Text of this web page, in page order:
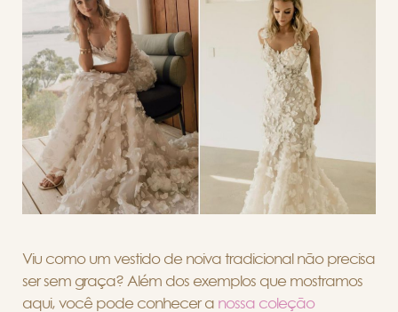
Viu como um vestido de noiva tradicional não precisa
ser sem graça? Além dos exemplos que mostramos
aqui, você pode conhecer a nossa coleção